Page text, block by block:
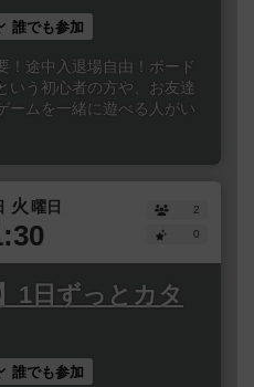
誰でも参加
！途中入退場自由！ボード
いう初心者の方や、お友達
ームを一緒に遊べる人がい
火 曜日
2
0
1日ずっとカタ
誰でも参加